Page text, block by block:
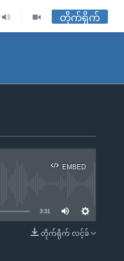
တိုက်ရိုက်
EMBED
EMBED
3:31
တိုက်ရိုက် လင့်ခ်